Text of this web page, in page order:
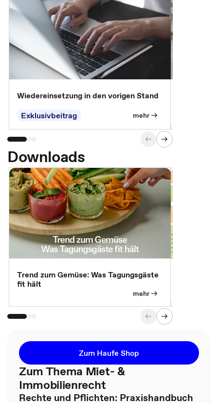
Wiedereinsetzung in den vorigen Stand
Exklusivbeitrag
mehr
Downloads
Trend zum Gemüse: Was Tagungsgäste
fit hält
mehr
Zum Haufe Shop
Zum Thema Miet- &
Immobilienrecht
Rechte und Pflichten: Praxishandbuch